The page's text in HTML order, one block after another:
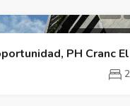
Propiedad
PH Cranc
2